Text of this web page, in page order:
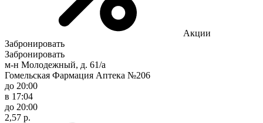
Акции
Забронировать
Забронировать
м-н Молодежный, д. 61/а
Гомельская Фармация Аптека №206
до 20:00
в 17:04
до 20:00
2,57 р.